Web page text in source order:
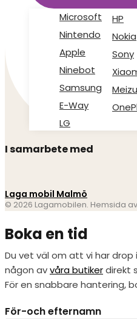
Microsoft
Nintendo
Apple
Ninebot
Samsung
E-Way
LG
HP
Nokia
Sony
Meizu
I samarbete med
Laga mobil Malmö
© 2026 Lagamobilen. Hemsida av
Boka en tid
Du vet väl om att vi har drop
någon avvåra butikerdirekt
För en snabbare hantering,
För-och efternamn